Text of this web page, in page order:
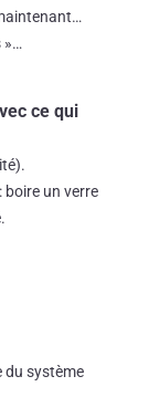
»…
ce qui
un verre
du système